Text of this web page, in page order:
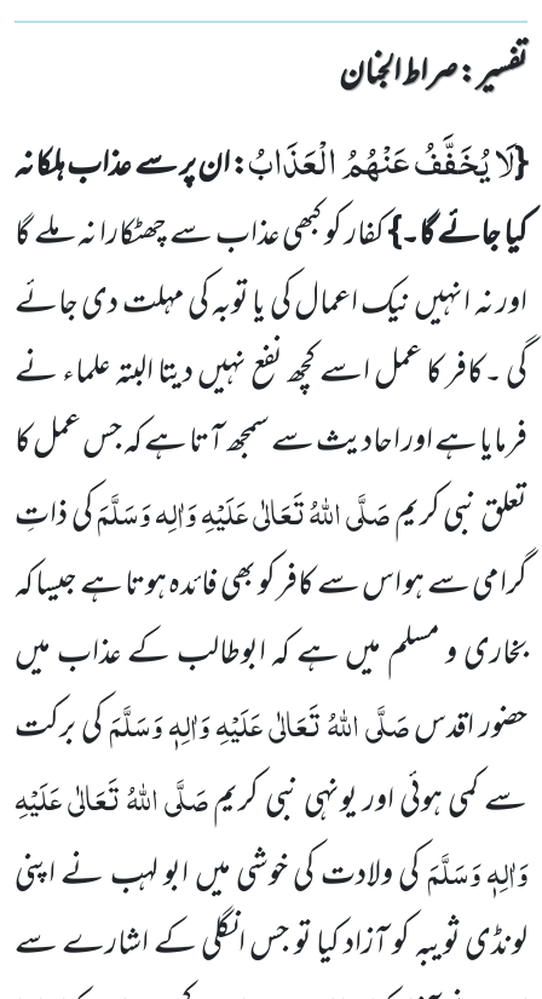
تفسیر : ‎صراط الجنان
{لَا یُخَفَّفُ عَنْهُمُ الْعَذَابُ: ان پر سے عذاب ہلکا نہ
کیا جائے گا۔}کفار کو کبھی عذاب سے چھٹکارا نہ ملے گا
اور نہ انہیں نیک اعمال کی یا توبہ کی مہلت دی جائے
گی ۔کافر کا عمل اسے کچھ نفع نہیں دیتا البتہ علماء نے
فرمایا ہے اور احادیث سےسمجھ آتا ہے کہ جس عمل کا
تعلق نبی کریمصَلَّی اللہُ تَعَالٰی عَلَیْہِ وَاٰلِہ وَسَلَّمَکی ذاتِ
گرامی سے ہو اس سے کافر کو بھی فائدہ ہوتا ہے جیسا کہ
بخاری و مسلم میں ہے کہ ابوطالب کے عذاب میں
حضور اقدسصَلَّی اللہُ تَعَالٰی عَلَیْہِ وَاٰلِہٖ وَسَلَّمَکی برکت
سے کمی ہوئی اور یونہی نبی کریمصَلَّی اللہُ تَعَالٰی عَلَیْہِ
وَاٰلِہٖ وَسَلَّمَکی ولادت کی خوشی میں ابو لہب نے اپنی
لونڈی ثویبہ کو آزاد کیا تو جس انگلی کے اشارے سے